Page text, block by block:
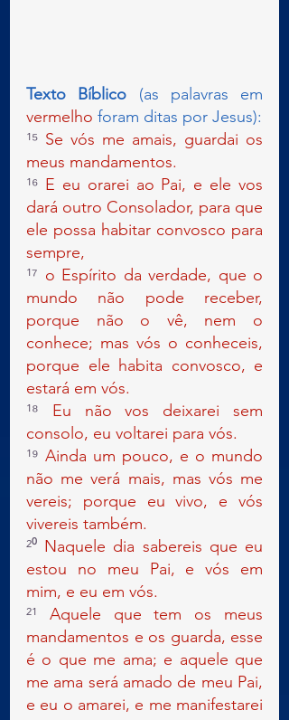
Texto Bíblico
vermelho foram ditas por Jesus):
¹⁵ Se vós me amais, guardai os
meus mandamentos.
¹⁶ E eu orarei ao Pai, e ele vos
dará outro Consolador, para que
ele possa habitar convosco para
sempre,
¹⁷ o Espírito da verdade, que o
mundo não pode receber,
porque não o vê, nem o
conhece; mas vós o conheceis,
porque ele habita convosco, e
estará em vós.
¹⁸ Eu não vos deixarei sem
consolo, eu voltarei para vós.
¹⁹ Ainda um pouco, e o mundo
não me verá mais, mas vós me
vereis; porque eu vivo, e vós
vivereis também.
²⁰ Naquele dia sabereis que eu
estou no meu Pai, e vós em
mim, e eu em vós.
²¹ Aquele que tem os meus
mandamentos e os guarda, esse
é o que me ama; e aquele que
me ama será amado de meu Pai,
e eu o amarei, e me manifestarei